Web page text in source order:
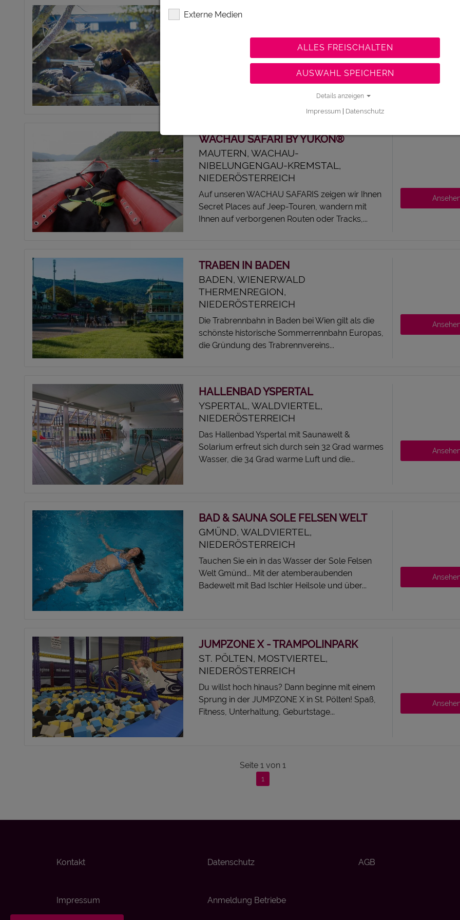
PAINTBALL WIENER NEUSTADT
NIEDERÖSTERREICH
Paintball im freien Gelände... der Ursprung von
Gotcha/Paintball ist ein ganz besonderes
Erlebnis. Du kennst Paintball nicht,...
WACHAU SAFARI BY YUKON®
MAUTERN, WACHAU-
NIBELUNGENGAU-KREMSTAL,
NIEDERÖSTERREICH
Auf unseren WACHAU SAFARIS zeigen wir Ihnen
Secret Places auf Jeep-Touren, wandern mit
Ihnen auf verborgenen Routen oder Tracks,...
TRABEN IN BADEN
BADEN, WIENERWALD
THERMENREGION,
NIEDERÖSTERREICH
Die Trabrennbahn in Baden bei Wien gilt als die
schönste historische Sommerrennbahn Europas,
die Gründung des Trabrennvereins...
HALLENBAD YSPERTAL
YSPERTAL, WALDVIERTEL,
NIEDERÖSTERREICH
Das Hallenbad Yspertal mit Saunawelt &
Solarium erfreut sich durch sein 32 Grad warmes
Wasser, die 34 Grad warme Luft und die...
BAD & SAUNA SOLE FELSEN WELT
GMÜND, WALDVIERTEL,
NIEDERÖSTERREICH
Tauchen Sie ein in das Wasser der Sole Felsen
Welt Gmünd... Mit der atemberaubenden
Badewelt mit Bad Ischler Heilsole und über...
JUMPZONE X - TRAMPOLINPARK
ST. PÖLTEN, MOSTVIERTEL,
NIEDERÖSTERREICH
Du willst hoch hinaus? Dann beginne mit einem
Sprung in der JUMPZONE X in St. Pölten! Spaß,
Fitness, Unterhaltung, Geburtstage...
Seite 1 von 1
1
Kontakt
Impressum
Datenschutz
Anmeldung Betriebe
AGB
Externe Medien
ALLES FREISCHALTEN
AUSWAHL SPEICHERN
Details anzeigen
Impressum | Datenschutz